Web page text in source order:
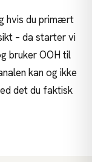
hvis du primært
– da starter vi
bruker OOH til
kan og ikke
det du faktisk